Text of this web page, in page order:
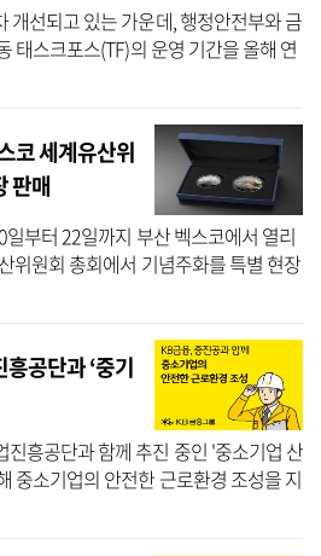
개선되고 있는 가운데, 행정안전부와 금
태스크포스(TF)의 운영 기간을 올해 연
중인 것으로 알려졌다. 13일 행안부 공
코 세계유산위
판매
부터 22일까지 부산 벡스코에서 열리
위원회 총회에서 기념주화를 특별 현장
사에 따르면 이번 기념주화는 우리나
공단과 ‘중기
흥공단과 함께 추진 중인 '중소기업 산
중소기업의 안전한 근로환경 조성을 지
금융에 따르면 중소기업 산업안전구